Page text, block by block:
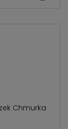
Chmurka